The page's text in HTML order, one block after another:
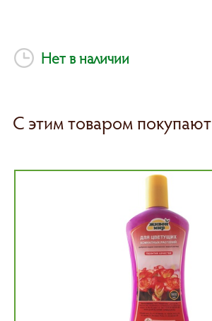
Нет в наличии
С этим товаром покупают